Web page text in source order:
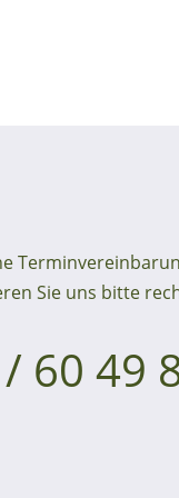
Sie uns bitte
60 49